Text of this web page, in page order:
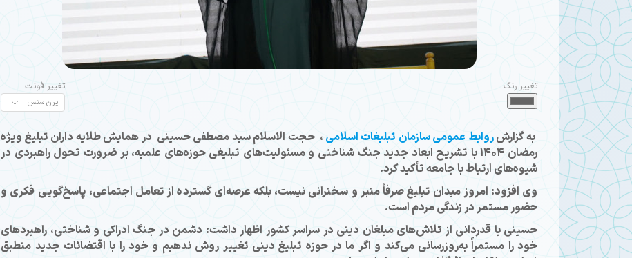
تغییر رنگ تغییر فونت
به گزارشروابط عمومی سازمان تبلیغات اسلامی ، حجت الاسلام سید مصطفی حسینی در همایش طلایه داران تبلیغ ویژه
رمضان ۱۴۰۴ با تشریح ابعاد جدید جنگ شناختی و مسئولیت‌های تبلیغی حوزه‌های علمیه، بر ضرورت تحول راهبردی در
شیوه‌های ارتباط با جامعه تأکید کرد.
وی افزود: امروز میدان تبلیغ صرفاً منبر و سخنرانی نیست، بلکه عرصه‌ای گسترده از تعامل اجتماعی، پاسخ‌گویی فکری و
حضور مستمر در زندگی مردم است.
حسینی با قدردانی از تلاش‌های مبلغان دینی در سراسر کشور اظهار داشت: دشمن در جنگ ادراکی و شناختی، راهبردهای
خود را مستمراً به‌روزرسانی می‌کند و اگر ما در حوزه تبلیغ دینی تغییر روش ندهیم و خود را با اقتضائات جدید منطبق